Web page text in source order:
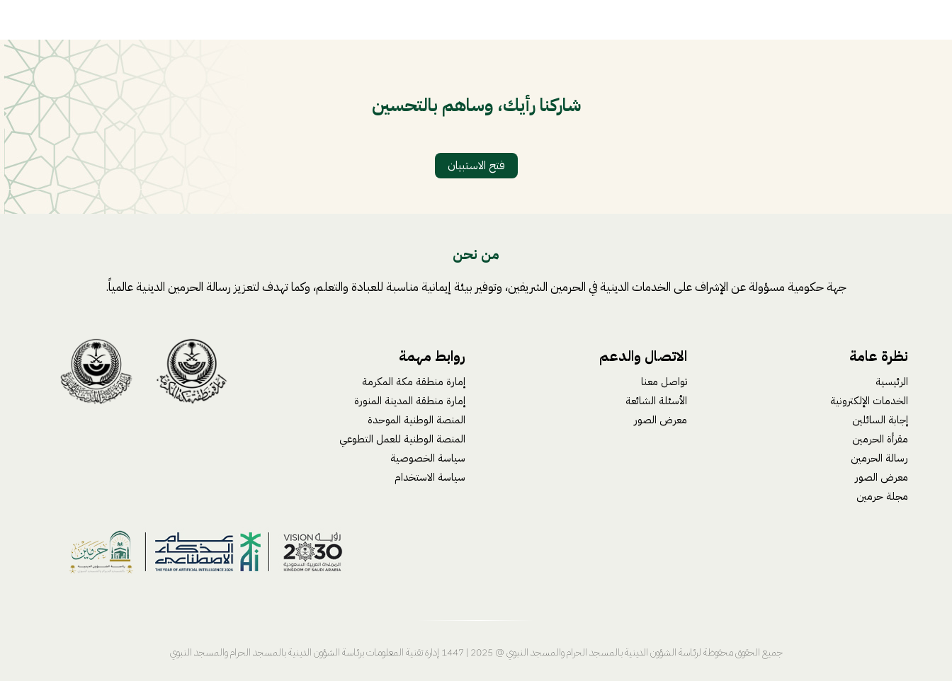
شاركنا رأيك، وساهم بالتحسين
فتح الاستبيان
من نحن
جهة حكومية مسؤولة عن الإشراف على الخدمات الدينية في الحرمين الشريفين، وتوفير بيئة إيمانية مناسبة للعبادة والتعلم، وكما تهدف لتعزيز رسالة الحرمين الدينية عالمياً.
نظرة عامة
الرئيسية
الخدمات الإلكترونية
إجابة السائلين
مقرأة الحرمين
رسالة الحرمين
معرض الصور
مجلة حرمين
الاتصال والدعم
تواصل معنا
الأسئلة الشائعة
معرض الصور
روابط مهمة
إمارة منطقة مكة المكرمة
إمارة منطقة المدينة المنورة
المنصة الوطنية الموحدة
المنصة الوطنية للعمل التطوعي
سياسة الخصوصية
سياسة الاستخدام
جميع الحقوق محفوظة لرئاسة الشؤون الدينية بالمسجد الحرام والمسجد النبوي @ 2025 | 1447 إدارة تقنية المعلومات برئاسة الشؤون الدينية بالمسجد الحرام والمسجد النبوي